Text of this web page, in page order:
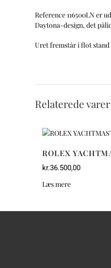
Reference 116500LN er
Daytona-design, det
Uret fremstår i flot
Relaterede varer
ROLEX
kr.36.500,00
Læs mere